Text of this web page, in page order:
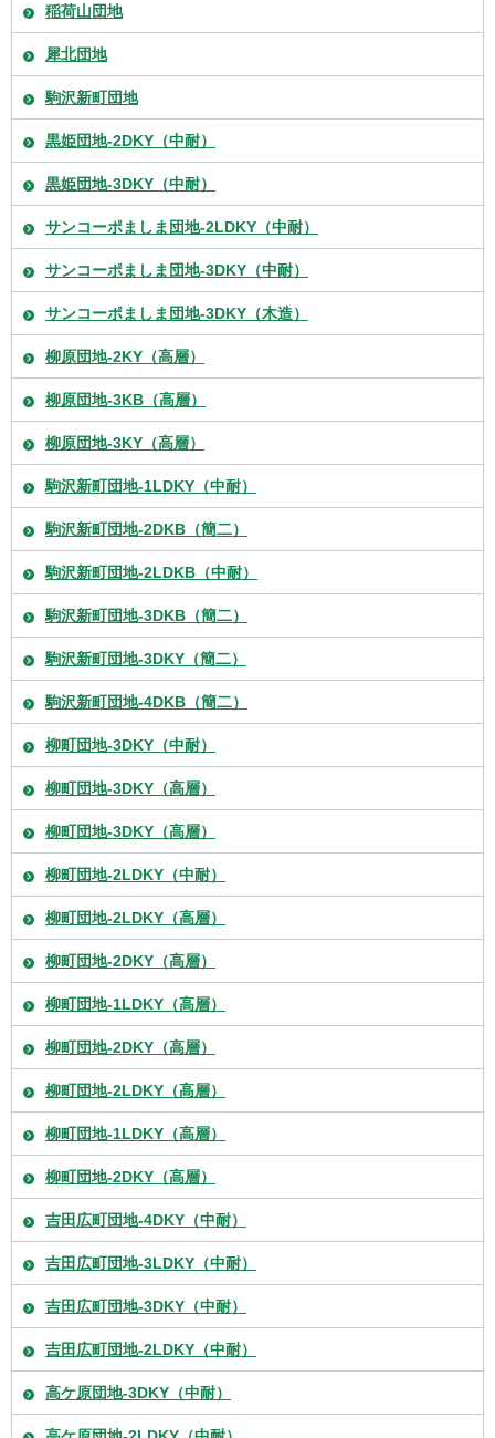
稲荷山団地
犀北団地
駒沢新町団地
黒姫団地-2DKY（中耐）
黒姫団地-3DKY（中耐）
サンコーポましま団地-2LDKY（中耐）
サンコーポましま団地-3DKY（中耐）
サンコーポましま団地-3DKY（木造）
柳原団地-2KY（高層）
柳原団地-3KB（高層）
柳原団地-3KY（高層）
駒沢新町団地-1LDKY（中耐）
駒沢新町団地-2DKB（簡二）
駒沢新町団地-2LDKB（中耐）
駒沢新町団地-3DKB（簡二）
駒沢新町団地-3DKY（簡二）
駒沢新町団地-4DKB（簡二）
柳町団地-3DKY（中耐）
柳町団地-3DKY（高層）
柳町団地-3DKY（高層）
柳町団地-2LDKY（中耐）
柳町団地-2LDKY（高層）
柳町団地-2DKY（高層）
柳町団地-1LDKY（高層）
柳町団地-2DKY（高層）
柳町団地-2LDKY（高層）
柳町団地-1LDKY（高層）
柳町団地-2DKY（高層）
吉田広町団地-4DKY（中耐）
吉田広町団地-3LDKY（中耐）
吉田広町団地-3DKY（中耐）
吉田広町団地-2LDKY（中耐）
高ケ原団地-3DKY（中耐）